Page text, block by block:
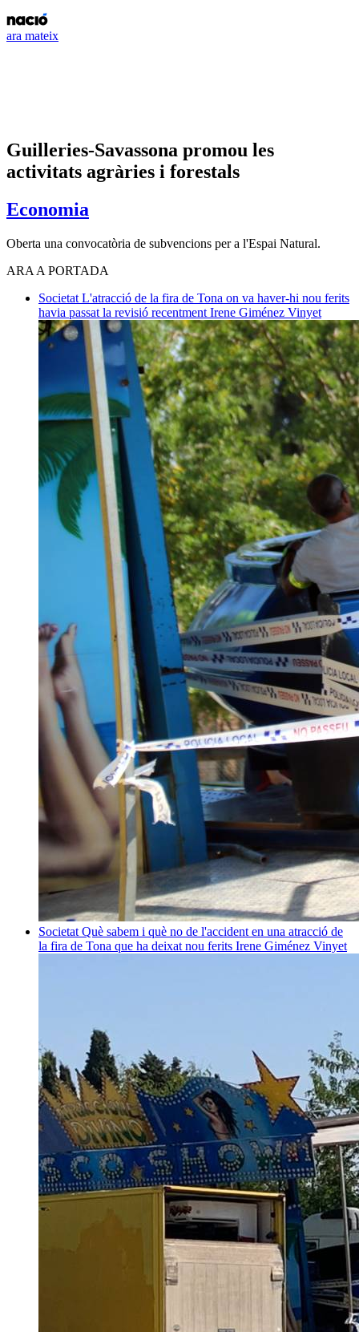
ara mateix
Guilleries-Savassona promou les
activitats agràries i forestals
Economia
Oberta una convocatòria de subvencions per a l'Espai Natural.
ARA A PORTADA
Societat L'atracció de la fira de Tona on va haver-hi nou ferits
havia passat la revisió recentment Irene Giménez Vinyet
Societat Què sabem i què no de l'accident en una atracció de
la fira de Tona que ha deixat nou ferits Irene Giménez Vinyet